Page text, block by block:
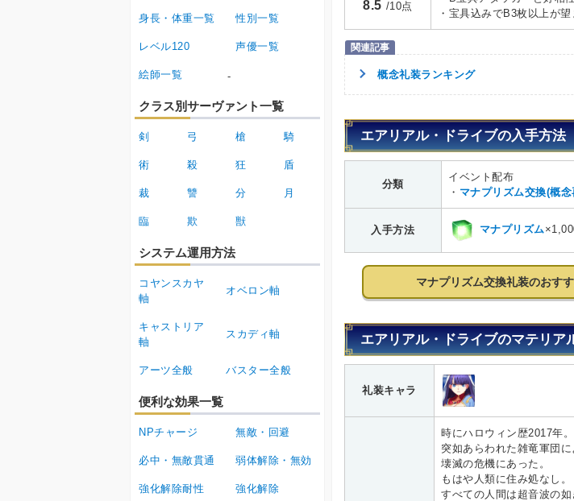
8.5 /10点
・宝具込みでB3枚以上が
概念礼装ランキング
エアリアル・ドライブの入手方法
分類
イベント配布
・ マナプリズム交換(概念
入手方法 マナプリズム
マナプリズム交換礼装のおす
エアリアル・ドライブのマテリア
礼装キャラ
時にハロウィン歴2017年。
突如あらわれた雑竜軍団
壊滅の危機にあった。
もはや人類に住み処なし。
すべての人間は超音波の
身長・体重一覧 性別一覧
レベル120 声優一覧
絵師一覧 -
クラス別サーヴァント一覧
剣 弓 槍 騎
術 殺 狂 盾
裁 讐 分 月
臨 欺 獣
システム運用方法
コヤンスカヤ
軸
オベロン軸
キャストリア
軸
スカディ軸
アーツ全般 バスター全般
便利な効果一覧
NPチャージ 無敵・回避
必中・無敵貫通 弱体解除・無効
強化解除耐性 強化解除